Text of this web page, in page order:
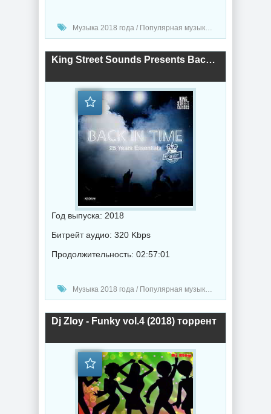
Музыка 2018 года / Популярная музыка / Хаус музыка
King Street Sounds Presents Back In Time [25 Years Essentials] (2018) торрент
Год выпуска: 2018
Битрейт аудио: 320 Kbps
Продолжительность: 02:57:01
Музыка 2018 года / Популярная музыка / Электронная музыка / Хаус музыка
Dj Zloy - Funky vol.4 (2018) торрент